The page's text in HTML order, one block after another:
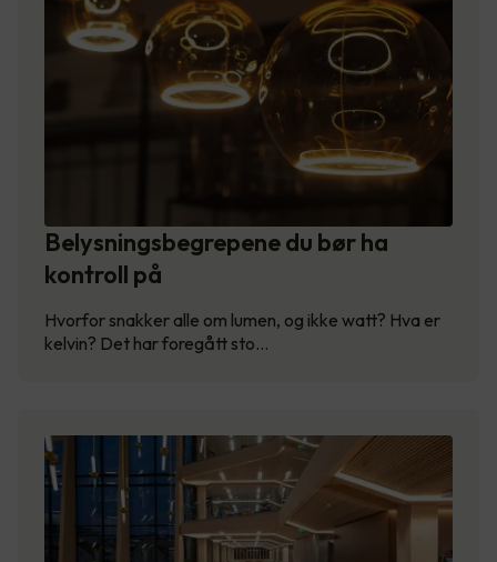
Belysningsbegrepene du bør ha
kontroll på
Hvorfor snakker alle om lumen, og ikke watt? Hva er
kelvin? Det har foregått sto…